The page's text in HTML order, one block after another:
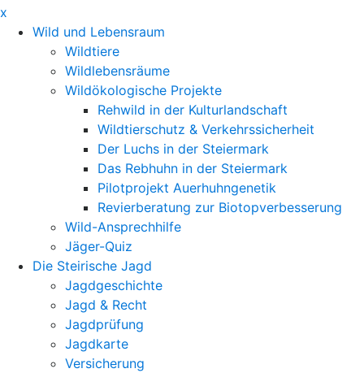
x
Wild und Lebensraum
Wildtiere
Wildlebensräume
Wildökologische Projekte
Rehwild in der Kulturlandschaft
Wildtierschutz & Verkehrssicherheit
Der Luchs in der Steiermark
Das Rebhuhn in der Steiermark
Pilotprojekt Auerhuhngenetik
Revierberatung zur Biotopverbesserung
Wild-Ansprechhilfe
Jäger-Quiz
Die Steirische Jagd
Jagdgeschichte
Jagd & Recht
Jagdprüfung
Jagdkarte
Versicherung